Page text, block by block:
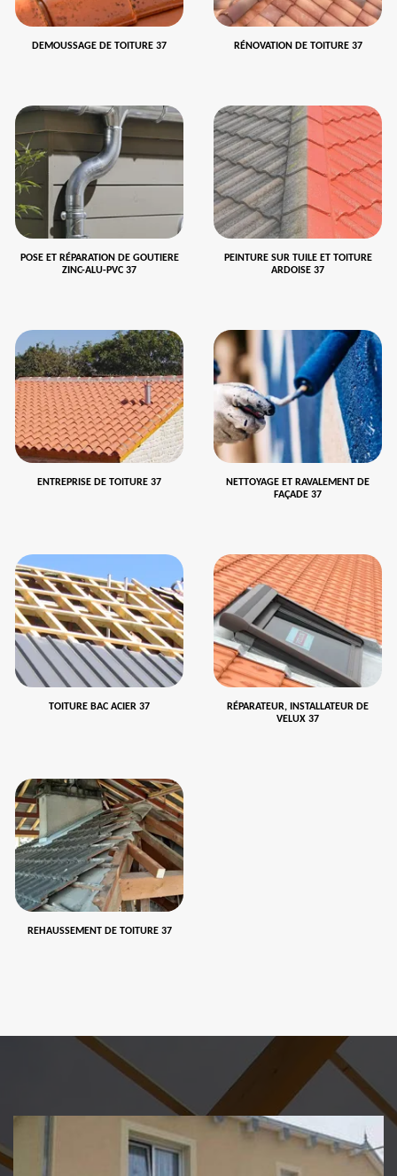
DEMOUSSAGE DE TOITURE 37 RÉNOVATION DE TOITURE 37
POSE ET RÉPARATION DE GOUTIERE
ZINC-ALU-PVC 37
PEINTURE SUR TUILE ET TOITURE
ARDOISE 37
ENTREPRISE DE TOITURE 37
NETTOYAGE ET RAVALEMENT DE
FAÇADE 37
TOITURE BAC ACIER 37
RÉPARATEUR, INSTALLATEUR DE
VELUX 37
REHAUSSEMENT DE TOITURE 37